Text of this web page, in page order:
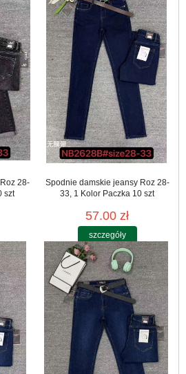
28-
szt
Spodnie damskie jeansy Roz 28-
33, 1 Kolor Paczka 10 szt
57.00 zł
szczegóły